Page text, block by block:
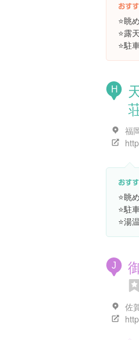
⭐️眺
⭐️露
⭐️駐
H
⭐️眺
⭐️駐
⭐️湯
J
佐